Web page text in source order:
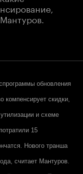
обновления
компенсирует скидки,
и схеме
15
Нового транша
считает Мантуров.